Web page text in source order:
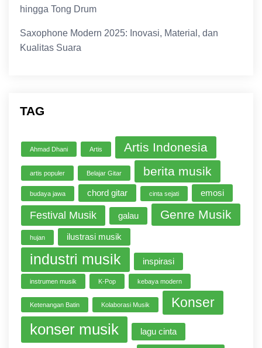
hingga Tong Drum
Saxophone Modern 2025: Inovasi, Material, dan
Kualitas Suara
TAG
Ahmad Dhani Artis Artis Indonesia
artis populer Belajar Gitar berita musik
budaya jawa chord gitar cinta sejati emosi
Festival Musik galau Genre Musik
hujan ilustrasi musik
industri musik inspirasi
instrumen musik K-Pop kebaya modern
Ketenangan Batin Kolaborasi Musik Konser
konser musik lagu cinta